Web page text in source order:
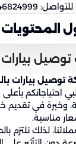
المحتويات
بيارات
بيارات
احتياجاتكم
وخبرة في
مناسبة.
لذلك نلتزم